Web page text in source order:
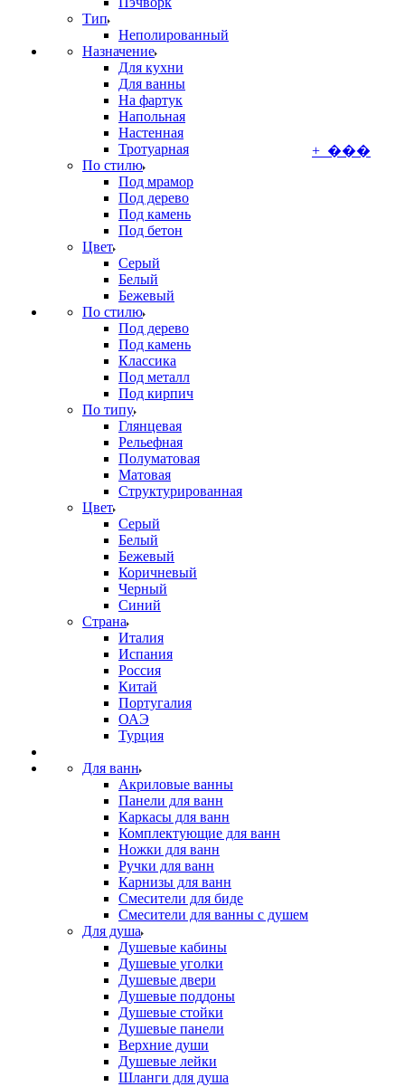
Тип
Неполированный
Назначение
Для кухни
Для ванны
На фартук
Напольная
Настенная
Тротуарная
По стилю
Под мрамор
Под дерево
Под камень
Под бетон
Цвет
Серый
Белый
Бежевый
По стилю
Под дерево
Под камень
Классика
Под металл
Под кирпич
По типу
Глянцевая
Рельефная
Полуматовая
Матовая
Структурированная
Цвет
Серый
Белый
Бежевый
Коричневый
Черный
Синий
Страна
Италия
Испания
Россия
Китай
Португалия
ОАЭ
Турция
Для ванн
Акриловые ванны
Панели для ванн
Каркасы для ванн
Комплектующие для ванн
Ножки для ванн
Ручки для ванн
Карнизы для ванн
Смесители для биде
Смесители для ванны с душем
Для душа
Душевые кабины
Душевые уголки
Душевые двери
Душевые поддоны
Душевые стойки
Душевые панели
Верхние души
Душевые лейки
Шланги для душа
+ ���